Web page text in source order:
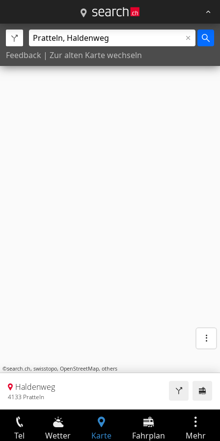
Feedback | Zur alten Karte wechseln
©search.ch, swisstopo, OpenStreetMap, others
Haldenweg
4133 Pratteln
Tel Wetter Karte Fahrplan Mehr